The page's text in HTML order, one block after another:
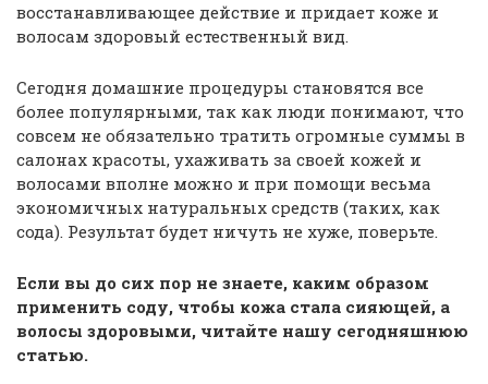
восстанавливающее действие и придает коже и
волосам здоровый естественный вид.
Сегодня домашние процедуры становятся все
более популярными, так как люди понимают, что
совсем не обязательно тратить огромные суммы в
салонах красоты, ухаживать за своей кожей и
волосами вполне можно и при помощи весьма
экономичных натуральных средств (таких, как
сода). Результат будет ничуть не хуже, поверьте.
Если вы до сих пор не знаете, каким образом
применить соду, чтобы кожа стала сияющей, а
волосы здоровыми, читайте нашу сегодняшнюю
статью.